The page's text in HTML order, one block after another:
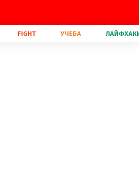
FIGHT УЧЕБА